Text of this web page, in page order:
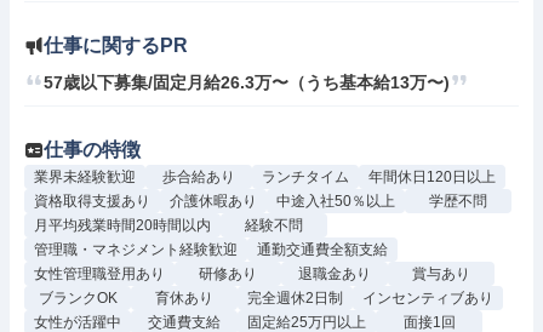
仕事に関するPR
57歳以下募集/固定月給26.3万〜（うち基本給13万〜)
仕事の特徴
業界未経験歓迎 歩合給あり ランチタイム
年間休日120日以上
資格取得支援あり
介護休暇あり 中途入社50％以上
学歴不問
月平均残業時間20時間以内
経験不問
管理職・マネジメント経験歓迎
通勤交通費全額支給
女性管理職登用あり
研修あり 退職金あり
賞与あり
ブランクOK
育休あり 完全週休2日制
インセンティブあり
女性が活躍中
交通費支給 固定給25万円以上
面接1回